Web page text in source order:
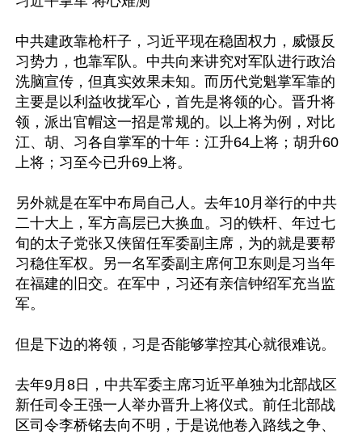
中共建政靠枪杆子，习近平现在稳固权力，威慑反
习势力，也靠军队。中共向来讲究对军队进行政治
洗脑宣传，但真实效果未知。而历代党魁掌军靠的
主要是以利益收拢军心，首先是将领的心。晋升将
领，派出官帽这一招是常规的。以上将为例，对比
江、胡、习各自掌军的十年：江升64上将；胡升60
上将；习至今已升69上将。
另外就是在军中布局自己人。去年10月举行的中共
二十大上，军方高层已大换血。习的铁杆、年过七
旬的太子党张又侠留任军委副主席，为的就是要帮
习稳住军权。另一名军委副主席何卫东则是习当年
在福建的旧交。在军中，习还有亲信钟绍军充当监
军。
但是下边的将领，习是否能够掌控其心就很难说。
去年9月8日，中共军委主席习近平单独为北部战区
新任司令王强一人举办晋升上将仪式。前任北部战
区司令李桥铭去向不明，于是说他卷入路线之争、